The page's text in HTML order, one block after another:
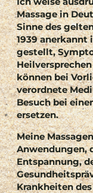
Massage in
Sinne des
1939 anerkannt
gestellt,
können bei
verordnete
Besuch bei
ersetzen.
Meine
Anwendungen,
Entspannung,
Krankheiten